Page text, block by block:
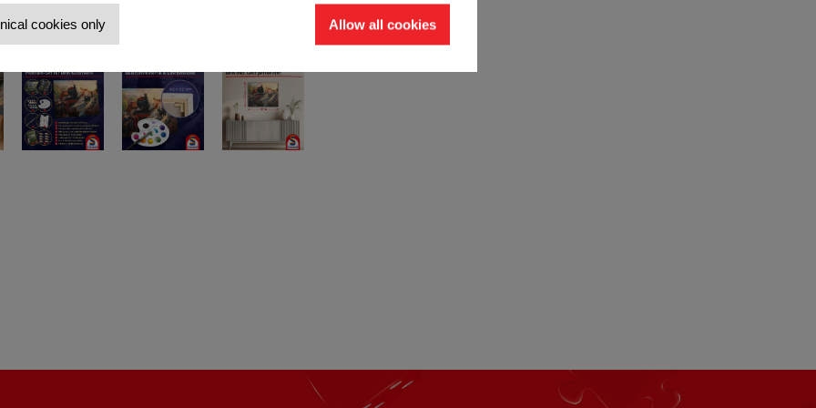
cookies only Allow all cookies